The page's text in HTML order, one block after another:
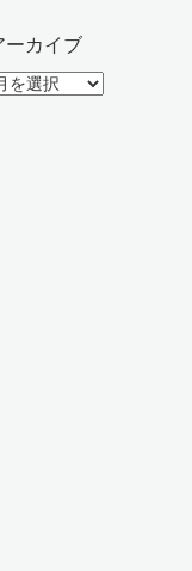
ーカイブ